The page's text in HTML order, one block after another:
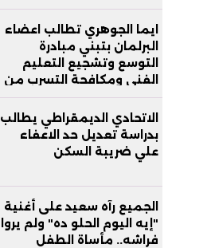
بالعاصمة الجديدة
ايما الجوهري تطالب اعضاء
البرلمان بتبني مبادرة
التوسع وتشجيع التعليم
الفني ومكافحة التسرب من
التعليم
الاتحادي الديمقراطي يطالب
بدراسة تعديل حد الاعفاء
علي ضريبة السكن
الجميع رآه سعيد على أغنية
"إيه اليوم الحلو ده" ولم يروا
فراشه.. مأساة الطفل